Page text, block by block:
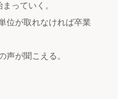
ついて
っていく。
位が取れなければ卒業
声が聞こえる。